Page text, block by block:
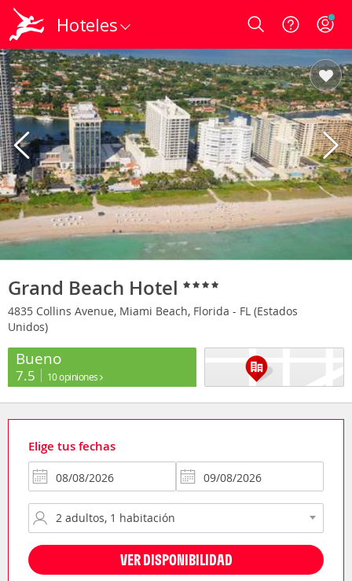
Hoteles Login
Grand Beach Hotel
4835 Collins Avenue, Miami Beach, Florida - FL (Estados
Unidos)
Bueno
7.5 10 opiniones
Elige tus fechas
VER DISPONIBILIDAD